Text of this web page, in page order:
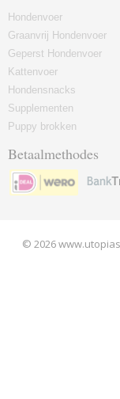
Hondenvoer
Graanvrij Hondenvoer
Geperst Hondenvoer
Kattenvoer
Hondensnacks
Supplementen
Puppy brokken
Betaalmethodes
© 2026